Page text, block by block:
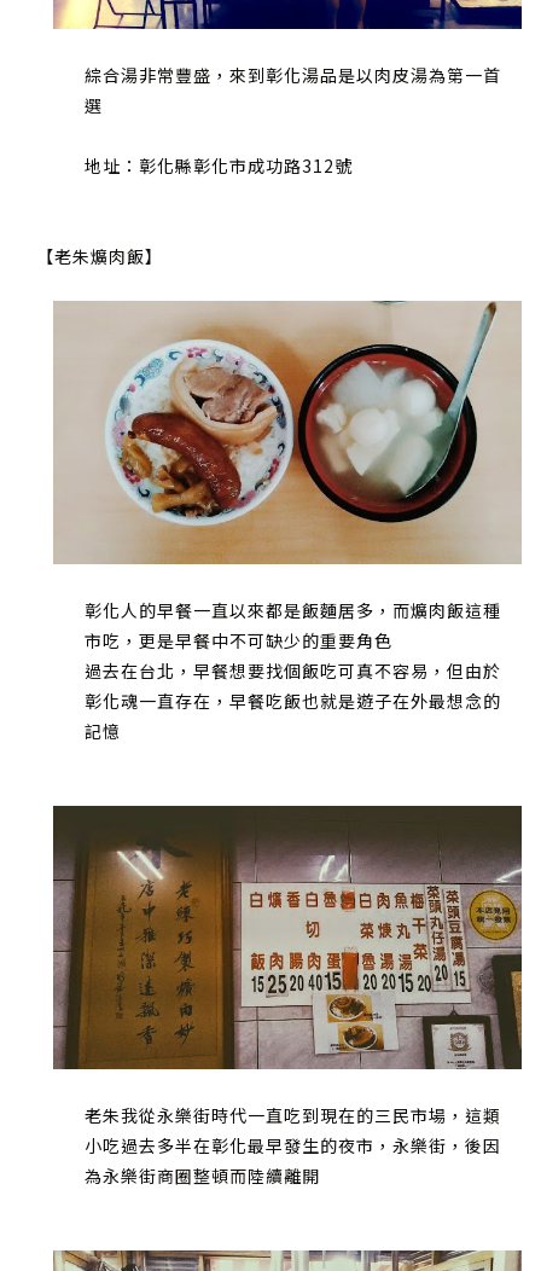
綜合湯非常豐盛，來到彰化湯品是以肉皮湯為第一首
選
地址：彰化縣彰化市成功路312號
【老朱爌肉飯】
彰化人的早餐一直以來都是飯麵居多，而爌肉飯這種
市吃，更是早餐中不可缺少的重要角色
過去在台北，早餐想要找個飯吃可真不容易，但由於
彰化魂一直存在，早餐吃飯也就是遊子在外最想念的
記憶
老朱我從永樂街時代一直吃到現在的三民市場，這類
小吃過去多半在彰化最早發生的夜市，永樂街，後因
為永樂街商圈整頓而陸續離開